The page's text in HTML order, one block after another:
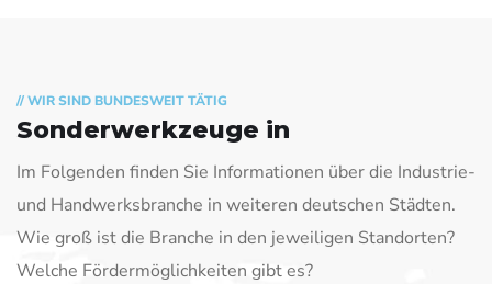
// WIR SIND BUNDESWEIT TÄTIG
Sonderwerkzeuge in
Im Folgenden finden Sie Informationen über die Industrie-
und Handwerksbranche in weiteren deutschen Städten.
Wie groß ist die Branche in den jeweiligen Standorten?
Welche Fördermöglichkeiten gibt es?